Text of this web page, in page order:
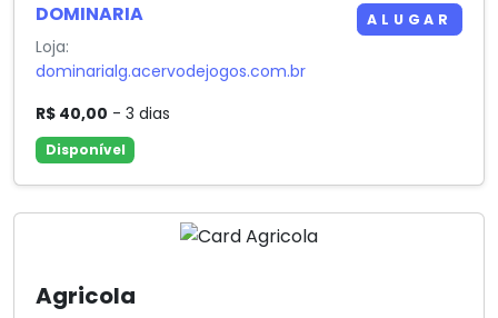
Agricola
DOMINARIA
Loja:
dominarialg.acervodejogos.com.br
R$ 40,00 - 3 dias
Disponível
ALUGAR